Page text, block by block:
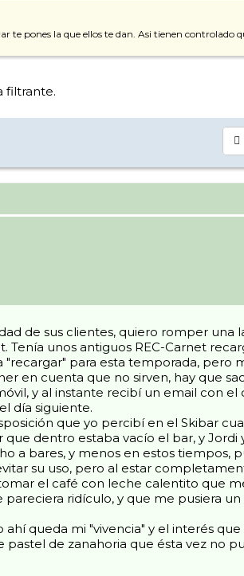
te pones la que ellos te dan. Asi tienen controlado
filtrante.
de sus clientes, quiero romper una
unos antiguos REC-Carnet
para esta temporada,
en cuenta que no sirven, hay que
y al instante recibí un email con
día siguiente.
que yo percibí en el Skibar
dentro estaba vacío el bar, y Jordi
a bares, y menos en estos tiempos,
su uso, pero al estar
el café con leche calentito que
ridículo, y que me pusiera
queda mi "vivencia" y el interés
de zanahoria que ésta vez no